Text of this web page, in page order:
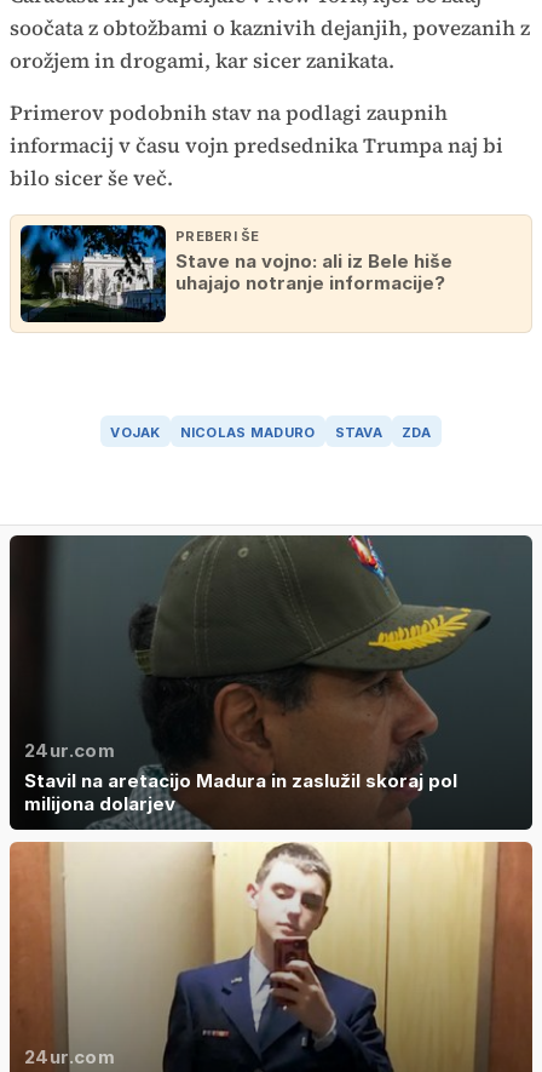
soočata z obtožbami o kaznivih dejanjih, povezanih z
orožjem in drogami, kar sicer zanikata.
Primerov podobnih stav na podlagi zaupnih
informacij v času vojn predsednika Trumpa naj bi
bilo sicer še več.
PREBERI ŠE
Stave na vojno: ali iz Bele hiše
uhajajo notranje informacije?
VOJAK NICOLAS MADURO STAVA ZDA
24ur.com
Stavil na aretacijo Madura in zaslužil skoraj pol
milijona dolarjev
24ur.com